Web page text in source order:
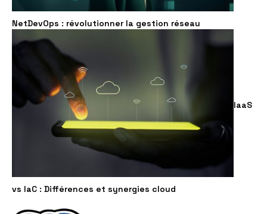
NetDevOps : révolutionner la gestion réseau
IaaS
vs IaC : Différences et synergies cloud